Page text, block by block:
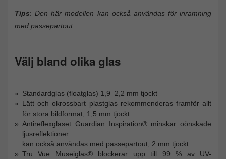
Tips: Den här modellen kan också användas för inramning
med passepartout.
Välj bland olika glas
Standardglas (floatglas) 1,9–2,2 mm tjockt
Lätt och okrossbart plastglas rekommenderas framför allt
för stora bildformat, 1,5 mm tjockt
Antireflexglaset Guardian Inspiration® minskar oönskade
ljusreflektioner
kan också användas med passepartout, 2 mm tjockt
Tru Vue Museiglas® blockerar upp till 99 % av UV-